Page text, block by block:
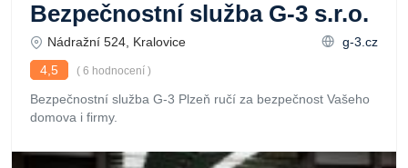
Bezpečnostní služba G-3 s.r.o.
Nádražní 524, Kralovice
g-3.cz
4,5
( 6 hodnocení )
Bezpečnostní služba G-3 Plzeň ručí za bezpečnost Vašeho
domova i firmy.